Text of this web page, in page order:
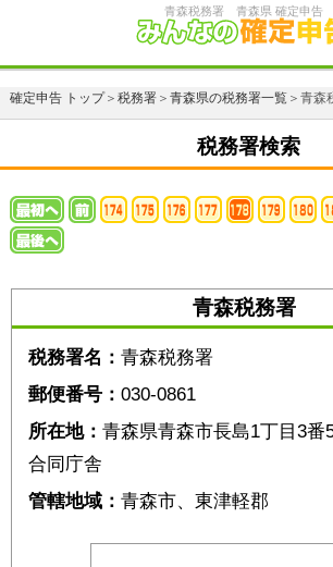
青森税務署 青森県 確定申告
確定申告 トップ＞ 税務署＞ 青森県の税務署一覧＞青森
税務署検索
青森税務署
税務署名： 青森税務署
郵便番号： 030-0861
所在地： 青森県青森市長島1丁目3
合同庁舎
管轄地域： 青森市、東津軽郡